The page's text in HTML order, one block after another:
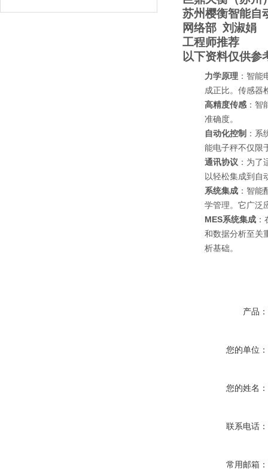
苏州樱衡智能自
网络部 刘淑娟
工程师推荐
以下资料仅供参
力学原理：智能
成正比。传感器
高精度传感：智
准确度。
自动化控制 ：
能电子秤不仅限
通讯协议 ：为
以轻松集成到自
系统集成：智能
学管理。它广泛
MES系统集成：
和数据分析至关
析基础。
产品：
您的单位：
您的姓名：
联系电话：
常用邮箱：